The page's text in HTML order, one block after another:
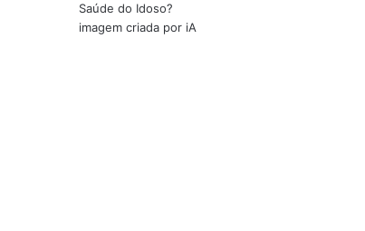
imagem criada por iA